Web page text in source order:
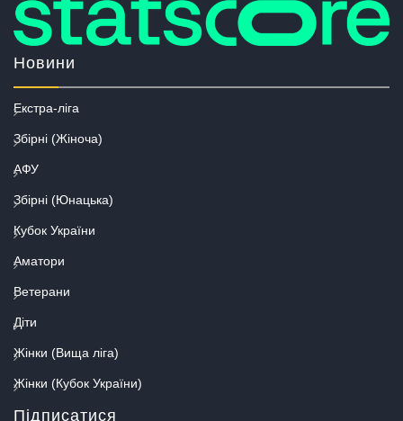
Новини
Екстра-ліга
Збірні (Жіноча)
АФУ
Збірні (Юнацька)
Кубок України
Аматори
Ветерани
Діти
Жінки (Вища ліга)
Жінки (Кубок України)
Підписатися